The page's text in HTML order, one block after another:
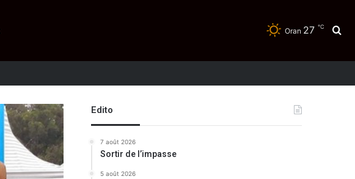
Oran 27 ℃
Edito
7 août 2026
Sortir de l’impasse
5 août 2026